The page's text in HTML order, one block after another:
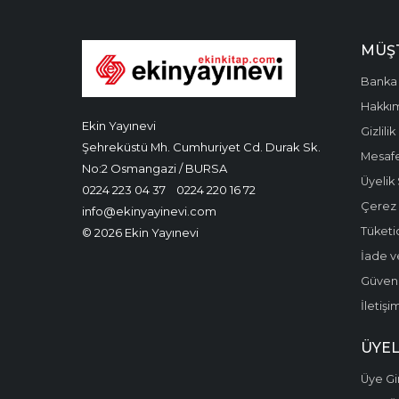
Ekin Yayınevi
Şehreküstü Mh. Cumhuriyet Cd. Durak Sk.
No:2 Osmangazi / BURSA
0224 223 04 37
0224 220 16 72
info@ekinyayinevi.com
© 2026 Ekin Yayınevi
Banka
Gizlilik
Üyelik
Çerez
İade
Üye